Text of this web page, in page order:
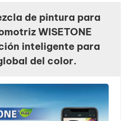
日本語
한국어
بالعربية
中文
de pintura para
WISETONE
inteligente para
del color.